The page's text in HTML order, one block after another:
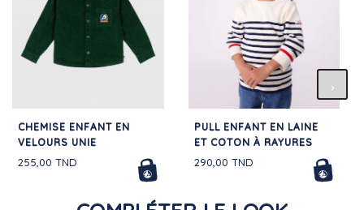
CHEMISE ENFANT EN
VELOURS UNIE
255,00 TND
PULL ENFANT EN LAINE
ET COTON À RAYURES
290,00 TND